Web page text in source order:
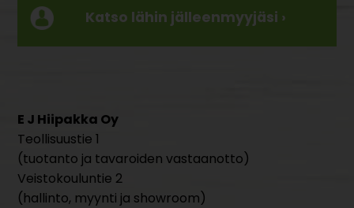
Katso lähin jälleenmyyjäsi ›
E J Hiipakka Oy
Teollisuustie 1
(tuotanto ja tavaroiden vastaanotto)
Veistokouluntie 2
(hallinto, myynti ja showroom)